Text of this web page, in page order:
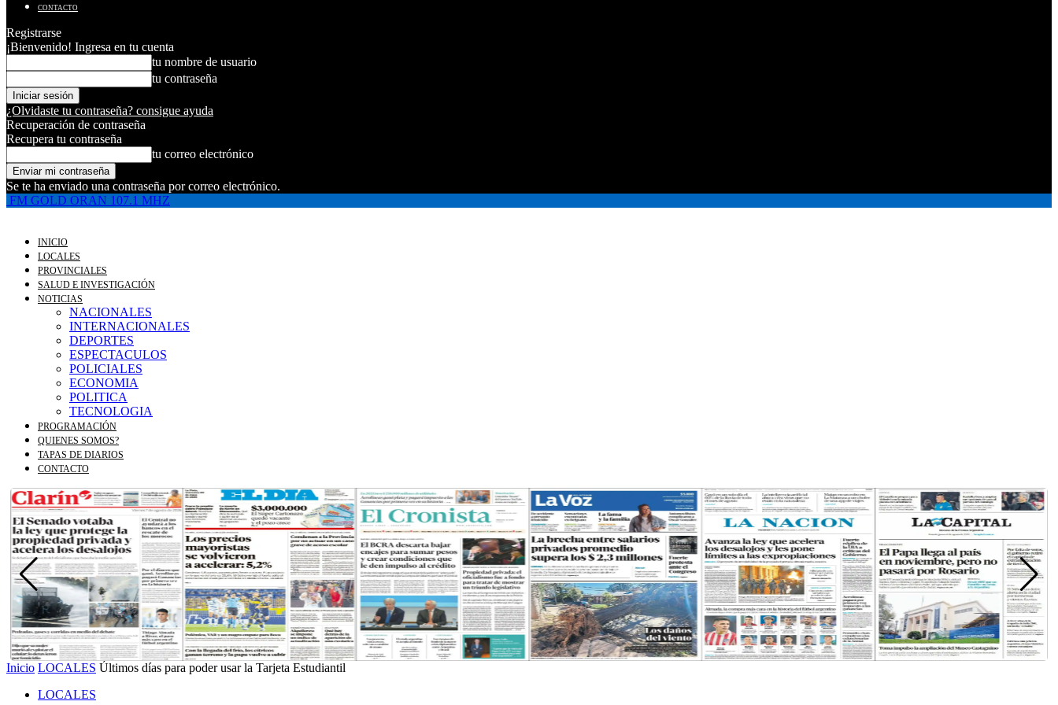
CONTACTO
Registrarse
¡Bienvenido! Ingresa en tu cuenta
tu nombre de usuario
tu contraseña
¿Olvidaste tu contraseña? consigue ayuda
Recuperación de contraseña
Recupera tu contraseña
tu correo electrónico
Se te ha enviado una contraseña por correo electrónico.
FM GOLD ORAN 107.1 MHZ
INICIO
LOCALES
PROVINCIALES
SALUD E INVESTIGACIÓN
NOTICIAS
NACIONALES
INTERNACIONALES
DEPORTES
ESPECTACULOS
POLICIALES
ECONOMIA
POLITICA
TECNOLOGIA
PROGRAMACIÓN
QUIENES SOMOS?
TAPAS DE DIARIOS
CONTACTO
Inicio LOCALES Últimos días para poder usar la Tarjeta Estudiantil
LOCALES